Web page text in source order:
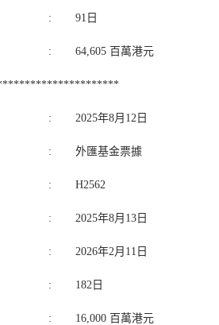
: 91日
: 64,605 百萬港元
: 2025年8月12日
: 外匯基金票據
: H2562
: 2025年8月13日
: 2026年2月11日
: 182日
: 16,000 百萬港元